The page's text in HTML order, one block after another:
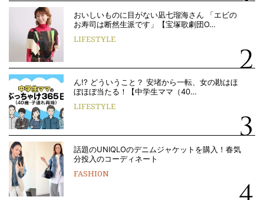
おいしいものに目がない凪七瑠海さん 「エビの
お寿司は断然生派です」【宝塚歌劇団O…
LIFESTYLE
ん!? どういうこと？ 安堵から一転、女の勘はほ
ぼほぼ当たる！【中学生ママ（40…
LIFESTYLE
話題のUNIQLOのデニムジャケットを購入！春気
分投入のコーディネート
FASHION